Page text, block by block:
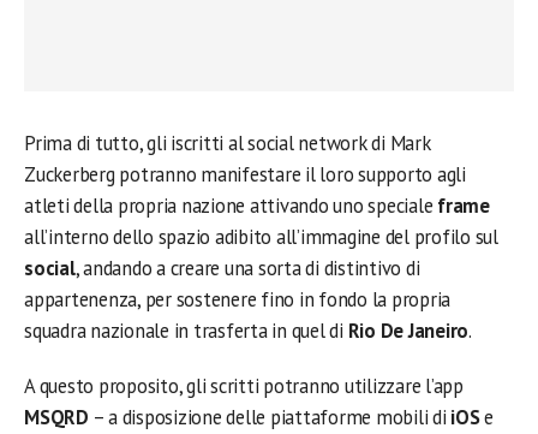
Prima di tutto, gli iscritti al social network di Mark
Zuckerberg potranno manifestare il loro supporto agli
atleti della propria nazione attivando uno speciale frame
all’interno dello spazio adibito all’immagine del profilo sul
social, andando a creare una sorta di distintivo di
appartenenza, per sostenere fino in fondo la propria
squadra nazionale in trasferta in quel di Rio De Janeiro.
A questo proposito, gli scritti potranno utilizzare l’app
MSQRD – a disposizione delle piattaforme mobili di iOSe